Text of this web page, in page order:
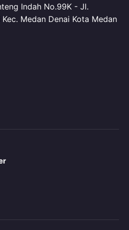
Indah No.99K - Jl.
Medan Denai Kota Medan